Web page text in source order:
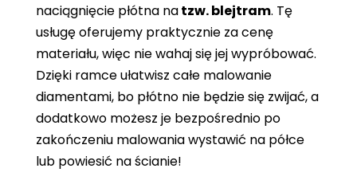
naciągnięcie płótna natzw. blejtram. Tę
usługę oferujemy praktycznie za cenę
materiału, więc nie wahaj się jej wypróbować.
Dzięki ramce ułatwisz całe malowanie
diamentami, bo płótno nie będzie się zwijać, a
dodatkowo możesz je bezpośrednio po
zakończeniu malowania wystawić na półce
lub powiesić na ścianie!